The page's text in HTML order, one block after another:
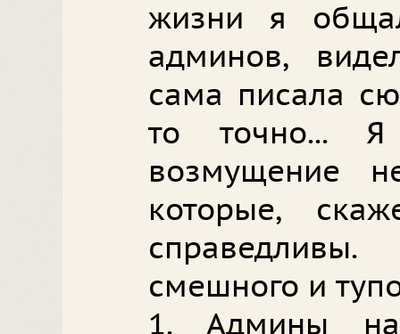
жизни я
админов,
сама писала
то точно... Я
возмущение
которые,
смешного и
1. Админы